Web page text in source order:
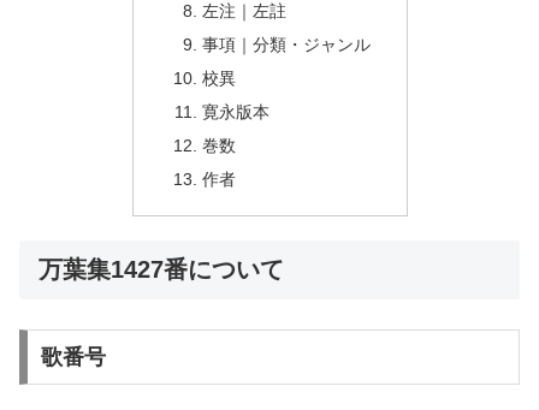
左注｜左註
事項｜分類・ジャンル
校異
寛永版本
巻数
作者
万葉集1427番について
歌番号